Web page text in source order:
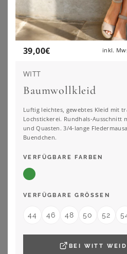
SHEEGO
23,90€
ZUSHEEGO
39,00€ inkl.
WITT
Baumwollkleid
Luftig leichtes, gewebtes Kleid mit
Lochstickerei. Rundhals-Ausschnitt
und Quasten. 3/4-lange
Buendchen.
VERFÜGBARE FARBEN
VERFÜGBARE GRÖSSEN
44 46 48 50 52
BEI WITT